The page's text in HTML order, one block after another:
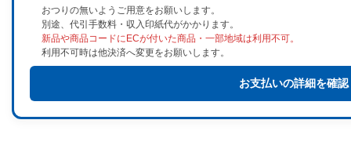
おつりの無いようご用意をお願いします。
別途、代引手数料・収入印紙代がかかります。
新品や商品コードにECが付いた商品・一部地域は利用不可。
利用不可時は他決済へ変更をお願いします。
お支払いの詳細を確認